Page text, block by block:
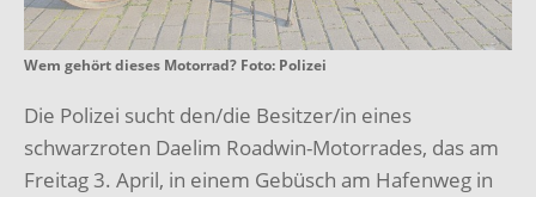
Wem gehört dieses Motorrad? Foto: Polizei
Die Polizei sucht den/die Besitzer/in eines
schwarzroten Daelim Roadwin-Motorrades, das am
Freitag 3. April, in einem Gebüsch am Hafenweg in